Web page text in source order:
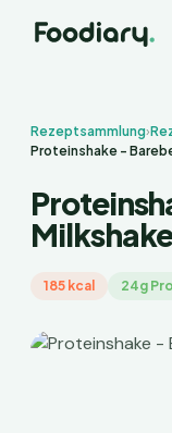
Rezeptsammlung›
Proteinshake -
185 kcal 24g